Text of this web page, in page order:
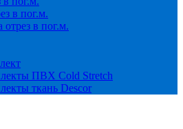
в пог.м.
в пог.м.
ПВХ Cold Stretch
ткань Descor